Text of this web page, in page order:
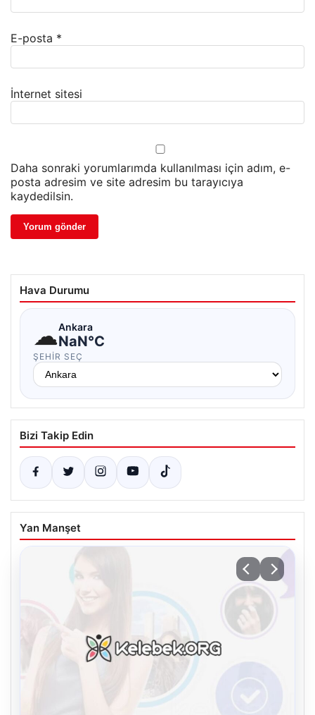
E-posta *
İnternet sitesi
Daha sonraki yorumlarımda kullanılması için adım, e-
posta adresim ve site adresim bu tarayıcıya
kaydedilsin.
Hava Durumu
☁Ankara
NaN°C
ŞEHIR SEÇ
Bizi Takip Edin
Yan Manşet